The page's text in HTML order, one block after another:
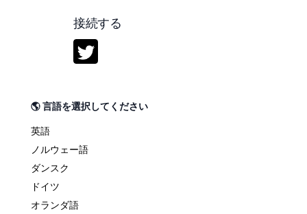
接続する
🌎 言語を選択してください
英語
ノルウェー語
ダンスク
ドイツ
オランダ語